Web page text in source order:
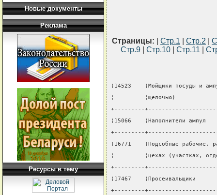
Новые документы
Реклама
Ресурсы в тему
Страницы: Стр.1 Стр.2
Стр.9
Стр.10 Стр.11
¦14523    ¦Мойщики посуды и
¦         ¦щелочью)
+---------
¦15066    ¦Наполнители
+---------
¦16771    ¦Подсобные рабочие,
¦         ¦цехах
+---------
¦17467
+---------